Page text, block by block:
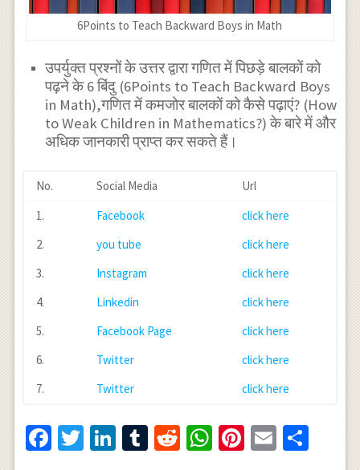
6Points to Teach Backward Boys in Math
उपर्युक्त प्रश्नों के उत्तर द्वारा गणित में पिछड़े बालकों को
पढ़ने के 6 बिंदु (6Points to Teach Backward Boys
in Math),गणित में कमजोर बालकों को कैसे पढ़ाएं? (How
to Weak Children in Mathematics?) के बारे में और
अधिक जानकारी प्राप्त कर सकते हैं।
No. Social Media
Url
1.
Facebook
click here
2.
you tube
click here
3.
Instagram
click here
4.
Linkedin
click here
5.
Facebook Page
click here
6.
Twitter
click here
7.
Twitter click here
Facebook
Twitter
LinkedIn
Tumblr
RedditWhatsApp
Pinterest
Email